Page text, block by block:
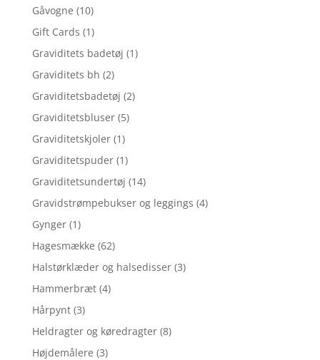
Gåvogne (10)
Gift Cards (1)
Graviditets badetøj (1)
Graviditets bh (2)
Graviditetsbadetøj (2)
Graviditetsbluser (5)
Graviditetskjoler (1)
Graviditetspuder (1)
Graviditetsundertøj (14)
Gravidstrømpebukser og leggings (4)
Gynger (1)
Hagesmække (62)
Halstørklæder og halsedisser (3)
Hammerbræt (4)
Hårpynt (3)
Heldragter og køredragter (8)
Højdemålere (3)